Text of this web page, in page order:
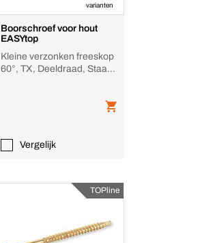
varianten
Boorschroef voor hout
EASYtop
Kleine verzonken freeskop
60°, TX, Deeldraad, Staal,
Vergelijk
TOPline